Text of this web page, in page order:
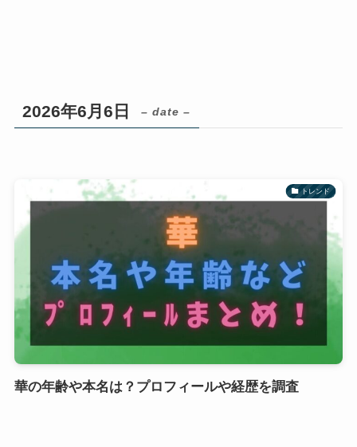
2026年6月6日 – date –
トレンド
華の年齢や本名は？プロフィールや経歴を調査